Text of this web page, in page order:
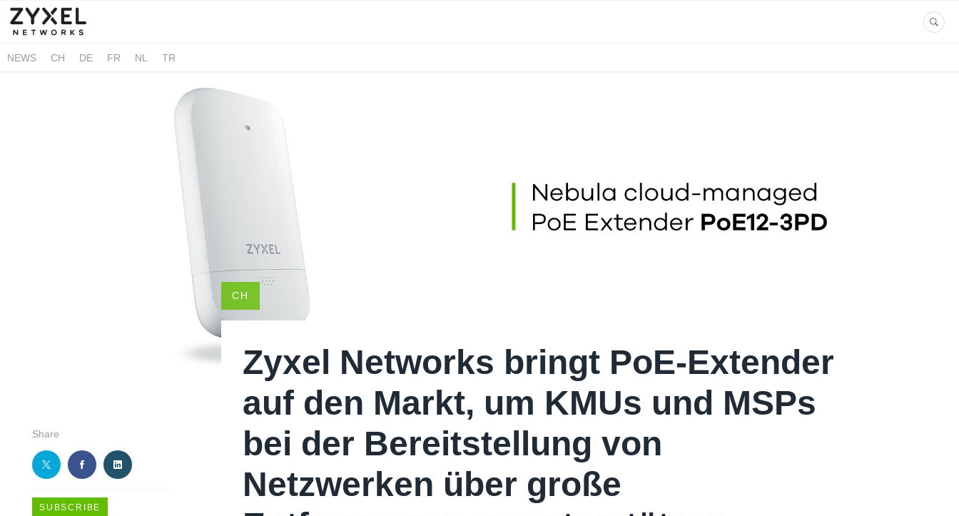
NEWS CH DE FR NL TR
Share
SUBSCRIBE
CH
Zyxel Networks bringt PoE-Extender
auf den Markt, um KMUs und MSPs
bei der Bereitstellung von
Netzwerken über große